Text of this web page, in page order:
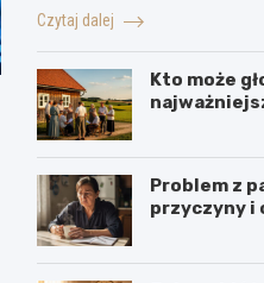
Czytaj dalej
Kto może
Problem z
przyczyny i